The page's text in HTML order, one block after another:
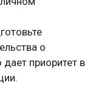
о
приоритет в